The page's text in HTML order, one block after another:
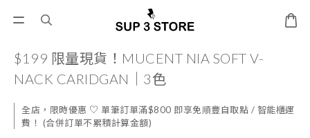
$199 限量現貨！MUCENT NIA SOFT V-
NACK CARIDGAN｜3色
全店，限時優惠 ♡ 單筆訂單滿$800 即享免順豐自取點 / 智能櫃運
費！ (合併訂單不累積計算金額)